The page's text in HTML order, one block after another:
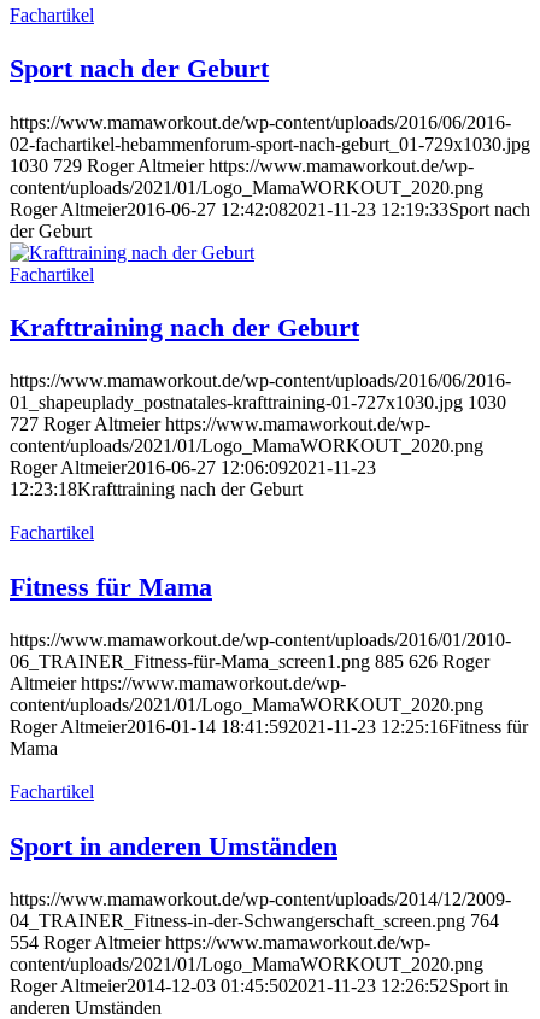
Fachartikel
Sport nach der Geburt
https://www.mamaworkout.de/wp-content/uploads/2016/06/2016-
02-fachartikel-hebammenforum-sport-nach-geburt_01-729x1030.jpg
1030 729 Roger Altmeier https://www.mamaworkout.de/wp-
content/uploads/2021/01/Logo_MamaWORKOUT_2020.png
Roger Altmeier2016-06-27 12:42:082021-11-23 12:19:33Sport nach
der Geburt
Fachartikel
Krafttraining nach der Geburt
https://www.mamaworkout.de/wp-content/uploads/2016/06/2016-
01_shapeuplady_postnatales-krafttraining-01-727x1030.jpg 1030
727 Roger Altmeier https://www.mamaworkout.de/wp-
content/uploads/2021/01/Logo_MamaWORKOUT_2020.png
Roger Altmeier2016-06-27 12:06:092021-11-23
12:23:18Krafttraining nach der Geburt
Fachartikel
Fitness für Mama
https://www.mamaworkout.de/wp-content/uploads/2016/01/2010-
06_TRAINER_Fitness-für-Mama_screen1.png 885 626 Roger
Altmeier https://www.mamaworkout.de/wp-
content/uploads/2021/01/Logo_MamaWORKOUT_2020.png
Roger Altmeier2016-01-14 18:41:592021-11-23 12:25:16Fitness für
Mama
Fachartikel
Sport in anderen Umständen
https://www.mamaworkout.de/wp-content/uploads/2014/12/2009-
04_TRAINER_Fitness-in-der-Schwangerschaft_screen.png 764
554 Roger Altmeier https://www.mamaworkout.de/wp-
content/uploads/2021/01/Logo_MamaWORKOUT_2020.png
Roger Altmeier2014-12-03 01:45:502021-11-23 12:26:52Sport in
anderen Umständen